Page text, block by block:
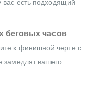
есть подходящий
беговых часов
к финишной черте с
замедлят вашего